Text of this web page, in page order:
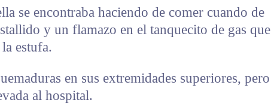
se encontraba haciendo de comer cuando de
y un flamazo en el tanquecito de gas que
estufa.
en sus extremidades superiores, pero
al hospital.